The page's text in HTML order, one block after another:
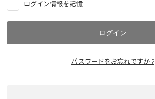
ログイン情報を記憶
パスワードをお忘れですか ?